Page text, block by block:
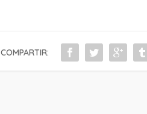
COMPARTIR: